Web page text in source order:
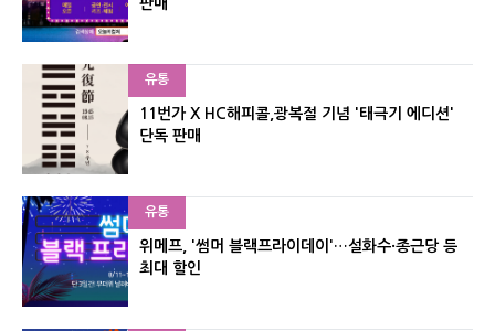
판매
유통
11번가 X HC해피콜,광복절 기념 '태극기 에디션'
단독 판매
유통
위메프, '썸머 블랙프라이데이'…설화수·종근당 등
최대 할인